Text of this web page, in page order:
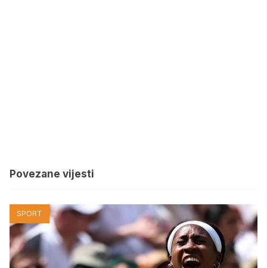
Povezane vijesti
SPORT